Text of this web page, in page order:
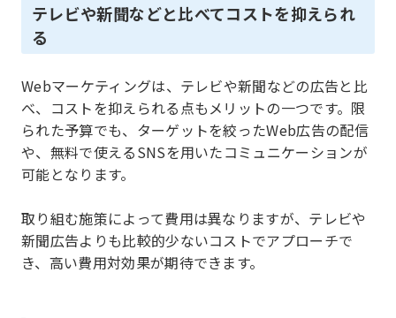
テレビや新聞などと比べてコストを抑えられ
る
Webマーケティングは、テレビや新聞などの広告と比
べ、コストを抑えられる点もメリットの一つです。限
られた予算でも、ターゲットを絞ったWeb広告の配信
や、無料で使えるSNSを用いたコミュニケーションが
可能となります。
取り組む施策によって費用は異なりますが、テレビや
新聞広告よりも比較的少ないコストでアプローチで
き、高い費用対効果が期待できます。